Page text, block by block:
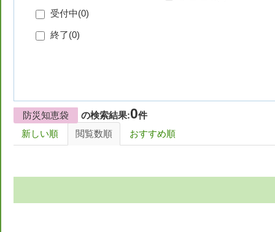
受付中(0)
終了(0)
防災知恵袋 の検索結果:0件
新しい順
閲覧数順 おすすめ順